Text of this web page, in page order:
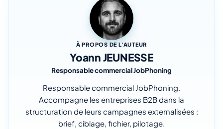
À PROPOS DE L'AUTEUR
Yoann JEUNESSE
Responsable commercial JobPhoning
Responsable commercial JobPhoning.
Accompagne les entreprises B2B dans la
structuration de leurs campagnes externalisées :
brief, ciblage, fichier, pilotage.